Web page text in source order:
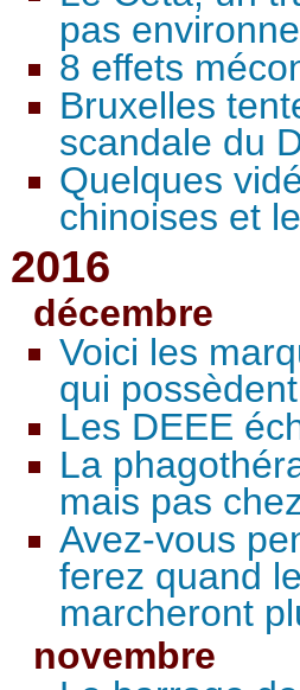
pas
8 effets
Bruxelles
scandale du
Quelques
chinoises et
2016
décembre
Voici les
qui
Les DEEE
La
mais pas
Avez-vous
ferez quand
marcheront
novembre